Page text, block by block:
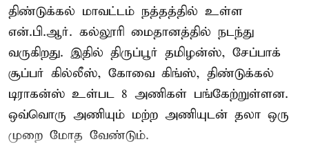
திண்டுக்கல் மாவட்டம் நத்தத்தில் உள்ள
என்.பி.ஆர். கல்லூரி மைதானத்தில் நடந்து
வருகிறது. இதில் திருப்பூர் தமிழன்ஸ், சேப்பாக்
சூப்பர் கில்லீஸ், கோவை கிங்ஸ், திண்டுக்கல்
டிராகன்ஸ் உள்பட 8 அணிகள் பங்கேற்றுள்ளன.
ஒவ்வொரு அணியும் மற்ற அணியுடன் தலா ஒரு
முறை மோத வேண்டும்.